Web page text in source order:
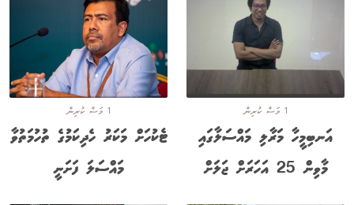
1 މަސް ކުރިން
އަނބިމީހާ މަރާލި މައްސަލާގައި
މާވިން 25 އަހަރަށް ޖަލަށް
1 މަސް ކުރިން
ޓެކުހަށް މަކަރު ހެދިކަމުގެ ތުހުމަތުވާ
މައްސަލަ ފަށަނީ